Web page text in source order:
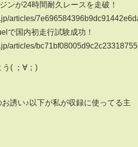
ンが24時間耐久レースを走破！
articles/
で国内初走行試験成功！
articles/
う( ；∀；)
誘い♪以下が私が収録に使ってる主